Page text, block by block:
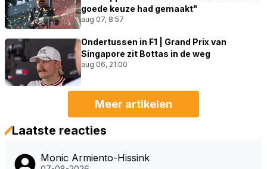
goede keuze had gemaakt"
aug 07, 8:57
Ondertussen in F1 | Grand Prix van
Singapore zit Bottas in de weg
aug 06, 21:00
Meer artikelen
Laatste reacties
Monic Armiento-Hissink